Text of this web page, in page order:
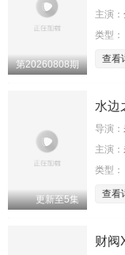
第20260808期
主演：
类型：
查看
更新至5集
水边
导演：
主演：
类型：
查看
财阀